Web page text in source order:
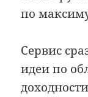
по
Сервис
идеи по